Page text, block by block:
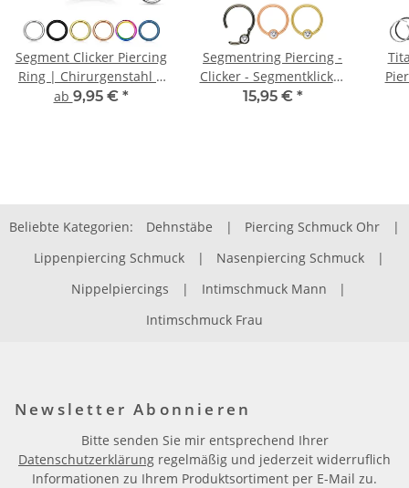
Segment Clicker Piercing
Ring | Chirurgenstahl |
6 Farben
ab 9,95 € *
Segmentring Piercing -
Clicker - Segmentklicker
- Kristall
15,95 € *
Beliebte Kategorien: Dehnstäbe | Piercing Schmuck Ohr
|
Lippenpiercing Schmuck
| Nasenpiercing Schmuck
|
Nippelpiercings
| Intimschmuck Mann
|
Intimschmuck Frau
Newsletter Abonnieren
Bitte senden Sie mir entsprechend Ihrer
Datenschutzerklärung regelmäßig und jederzeit widerruflich
Informationen zu Ihrem Produktsortiment per E-Mail zu.